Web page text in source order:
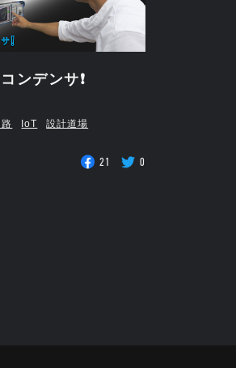
ンデンサ❗
IoT
設計道場
21 0